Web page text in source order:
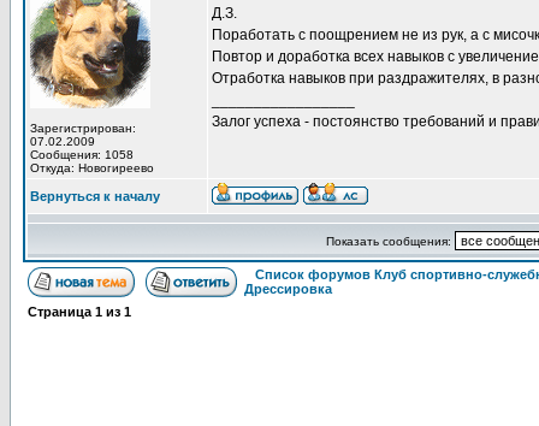
Зарегистрирован:
07.02.2009
Сообщения: 1058
Откуда: Новогиреево
Д.З.
Поработать с поощрением не из рук, а с
Повтор и доработка всех навыков с
Отработка навыков при раздражителях, в
Залог успеха - постоянство требований и
Вернуться к началу
Показать сообщения:
Список форумов Клуб спортивно-
Дрессировка
Страница 1 из 1